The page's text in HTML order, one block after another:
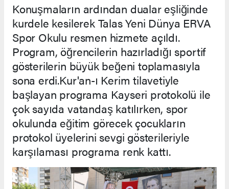
Konuşmaların ardından dualar eşliğinde
kurdele kesilerek Talas Yeni Dünya ERVA
Spor Okulu resmen hizmete açıldı.
Program, öğrencilerin hazırladığı sportif
gösterilerin büyük beğeni toplamasıyla
sona erdi.Kur'an-ı Kerim tilavetiyle
başlayan programa Kayseri protokolü ile
çok sayıda vatandaş katılırken, spor
okulunda eğitim görecek çocukların
protokol üyelerini sevgi gösterileriyle
karşılaması programa renk kattı.